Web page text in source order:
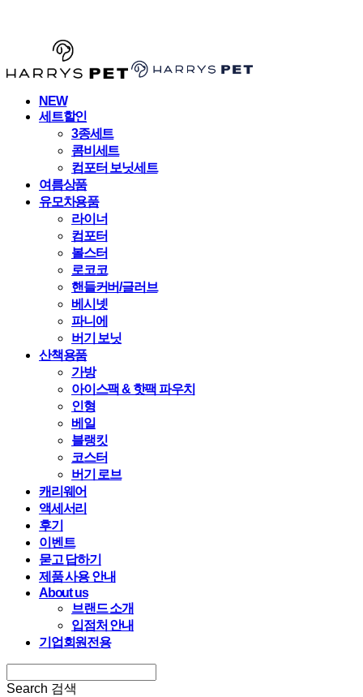
NEW
세트할인
3종세트
콤비세트
컴포터 보닛세트
여름상품
유모차용품
라이너
컴포터
볼스터
로코코
핸들커버/글러브
베시넷
파니에
버기 보닛
산책용품
가방
아이스팩 & 핫팩 파우치
인형
베일
블랭킷
코스터
버기 로브
캐리웨어
액세서리
후기
이벤트
묻고 답하기
제품 사용 안내
About us
브랜드 소개
입점처 안내
기업회원전용
Search 검색